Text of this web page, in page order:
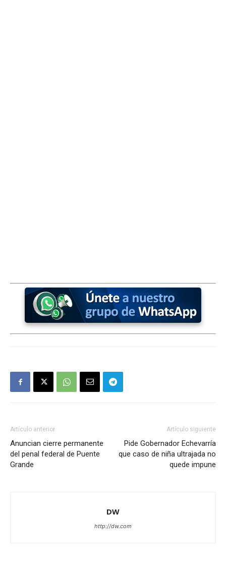
Artículo anterior
Anuncian cierre permanente
del penal federal de Puente
Grande
Artículo siguiente
Pide Gobernador Echevarría
que caso de niña ultrajada no
quede impune
DW
http://dw.com